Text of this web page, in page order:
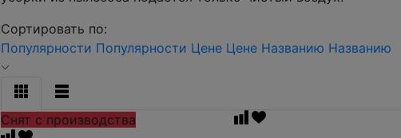
Сортировать по:
Популярности Популярности Цене Цене Названию Названию
Снят с производства